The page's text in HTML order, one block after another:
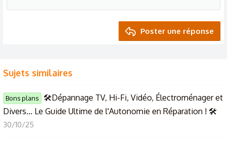
Poster une réponse
Sujets similaires
Bons plans
🛠️Dépannage TV, Hi-Fi, Vidéo, Électroménager et
Divers... Le Guide Ultime de l'Autonomie en Réparation ! 🛠️
30/10/25